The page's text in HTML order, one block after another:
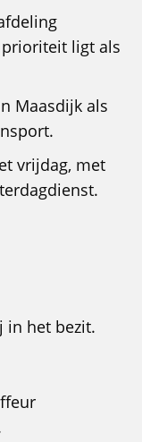
ligt als
Maasdijk als
vrijdag, met
in het bezit.